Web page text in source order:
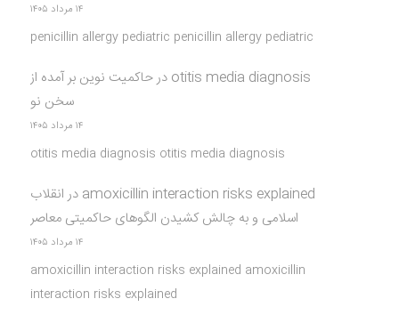
۱۴ مرداد ۱۴۰۵
penicillin allergy pediatric penicillin allergy pediatric
otitis media diagnosis درحاکمیت نوین بر آمده از
سخن نو
۱۴ مرداد ۱۴۰۵
otitis media diagnosis otitis media diagnosis
amoxicillin interaction risks explained درانقلاب
اسلامی و به چالش کشیدن الگوهای حاکمیتی معاصر
۱۴ مرداد ۱۴۰۵
amoxicillin interaction risks explained amoxicillin
interaction risks explained